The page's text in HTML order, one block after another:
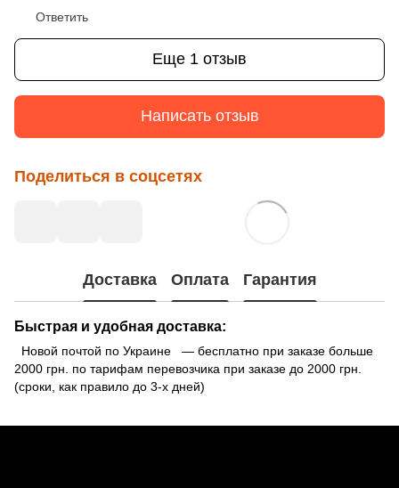
Ответить
Еще 1 отзыв
Написать отзыв
Поделиться в соцсетях
Доставка Оплата Гарантия
Быстрая и удобная доставка:
Новой почтой по Украине — бесплатно при заказе больше
2000 грн. по тарифам перевозчика при заказе до 2000 грн.
(сроки, как правило до 3-х дней)